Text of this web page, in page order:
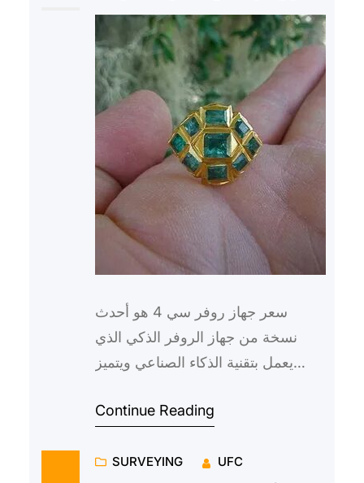
سعر جهاز روفر سي 4 هو أحدث
نسخة من جهاز الروفر الذكي الذي
يعمل بتقنية الذكاء الصناعي ويتميز
Continue Reading
SURVEYING UFC